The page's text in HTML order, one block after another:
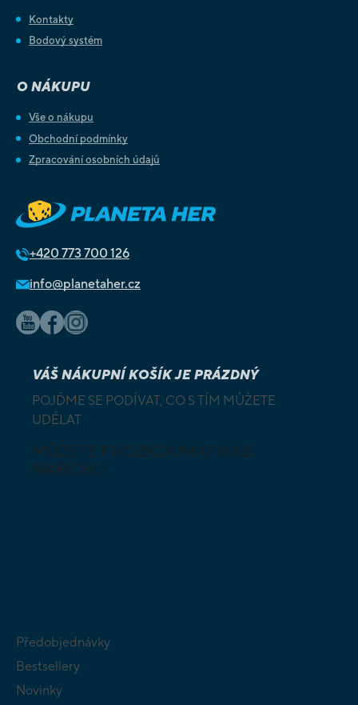
Kontakty
Bodový systém
O NÁKUPU
Vše o nákupu
Obchodní podmínky
Zpracování osobních údajů
+420 773 700 126
info@planetaher.cz
VÁŠ NÁKUPNÍ KOŠÍK JE PRÁZDNÝ
POJĎME SE PODÍVAT, CO S TÍM MŮŽETE
UDĚLAT
MŮŽETE PROZKOUMAT NAŠI
NABÍDKU
Předobjednávky
Bestsellery
Novinky